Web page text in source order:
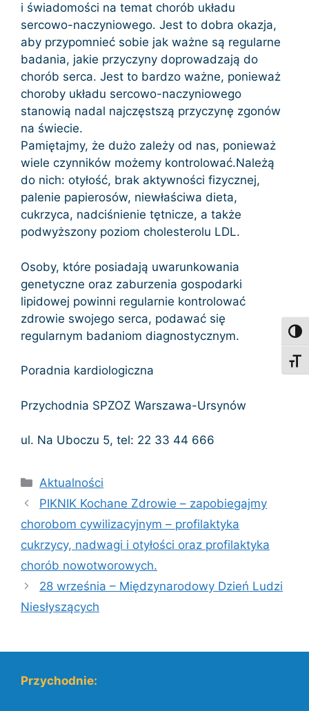
i świadomości na temat chorób układu
sercowo-naczyniowego. Jest to dobra okazja,
aby przypomnieć sobie jak ważne są regularne
badania, jakie przyczyny doprowadzają do
chorób serca. Jest to bardzo ważne, ponieważ
choroby układu sercowo-naczyniowego
stanowią nadal najczęstszą przyczynę zgonów
na świecie.
Pamiętajmy, że dużo zależy od nas, ponieważ
wiele czynników możemy kontrolować.Należą
do nich: otyłość, brak aktywności fizycznej,
palenie papierosów, niewłaściwa dieta,
cukrzyca, nadciśnienie tętnicze, a także
podwyższony poziom cholesterolu LDL.
Osoby, które posiadają uwarunkowania
genetyczne oraz zaburzenia gospodarki
lipidowej powinni regularnie kontrolować
zdrowie swojego serca, podawać się
regularnym badaniom diagnostycznym.
Poradnia kardiologiczna
Przychodnia SPZOZ Warszawa-Ursynów
ul. Na Uboczu 5, tel: 22 33 44 666
Kategorie
Aktualności
PIKNIK Kochane Zdrowie – zapobiegajmy
chorobom cywilizacyjnym – profilaktyka
cukrzycy, nadwagi i otyłości oraz profilaktyka
chorób nowotworowych.
28 września – Międzynarodowy Dzień Ludzi
Niesłyszących
Przychodnie: